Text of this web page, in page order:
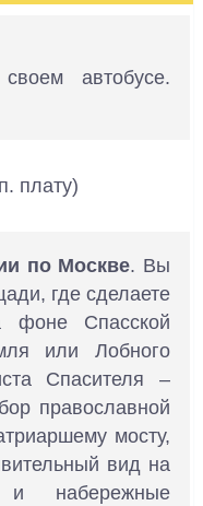
автобусе.
плату)
по Москве. Вы
где сделаете
фоне Спасской
или Лобного
Спасителя –
православной
мосту,
вид на
и набережные